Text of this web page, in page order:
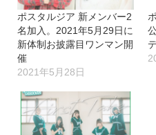
ポスタルジア 新メンバー2
名加入。2021年5月29日に
新体制お披露目ワンマン開
催
2021年5月28日